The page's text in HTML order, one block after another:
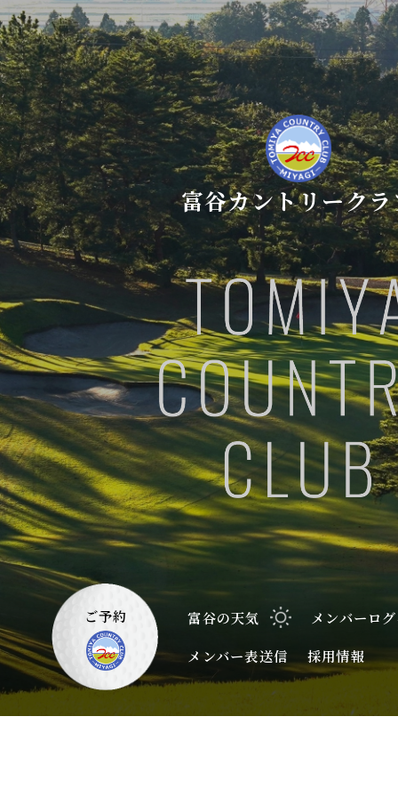
富谷カントリーク
ご予約 富谷の天気
メンバーロ
メンバー表送信
採用情報